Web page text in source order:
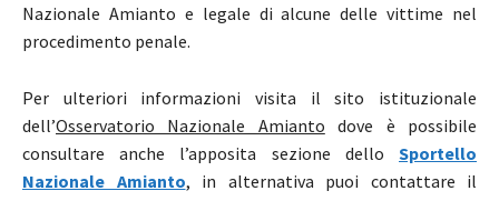
Nazionale Amianto e legale di alcune delle vittime nel
procedimento penale.
Per ulteriori informazioni visita il sito istituzionale
dell’Osservatorio Nazionale Amianto dove è possibile
consultare anche l’apposita sezione dello Sportello
Nazionale Amianto, in alternativa puoi contattare il